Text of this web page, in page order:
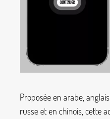
Proposée en arabe,
russe et en chinois, cette